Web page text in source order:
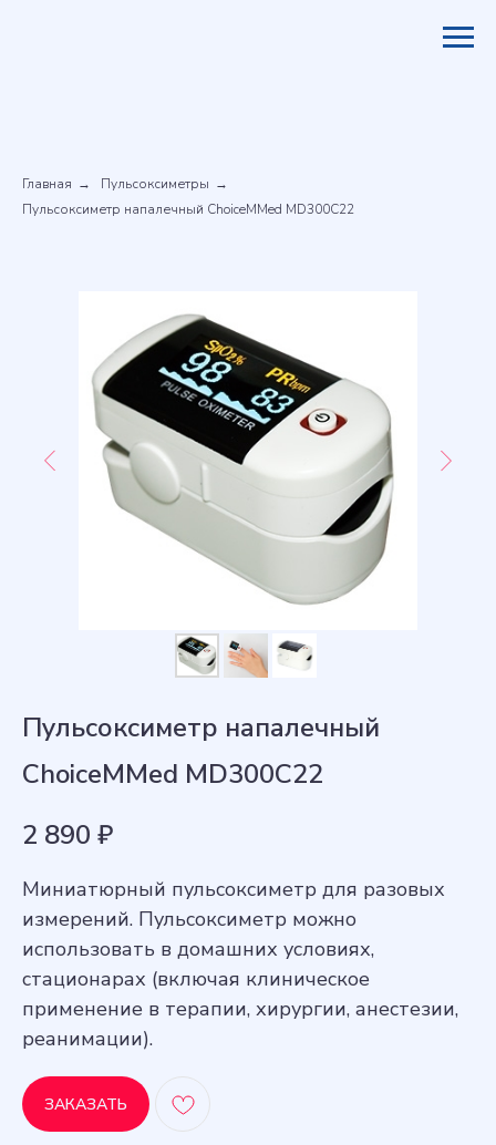
Главная → Пульсоксиметры →
Пульсоксиметр напалечный ChoiceMMed MD300C22
Пульсоксиметр напалечный
ChoiceMMed MD300C22
2 890 ₽
Миниатюрный пульсоксиметр для разовых
измерений. Пульсоксиметр можно
использовать в домашних условиях,
стационарах (включая клиническое
применение в терапии, хирургии, анестезии,
реанимации).
ЗАКАЗАТЬ